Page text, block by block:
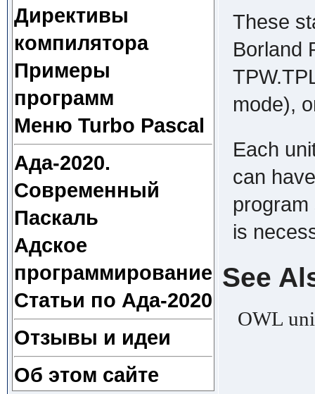
Директивы
компилятора
Примеры
программ
Меню Turbo Pascal
Ада-2020.
Современный
Паскаль
Адское
программирование
Статьи по Ада-2020
Отзывы и идеи
Об этом сайте
These
Borland
mode),
Each
can
is
See
OWL